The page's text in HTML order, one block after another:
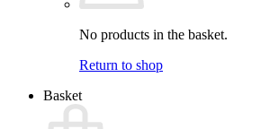
No products in the basket.
Return to shop
Basket